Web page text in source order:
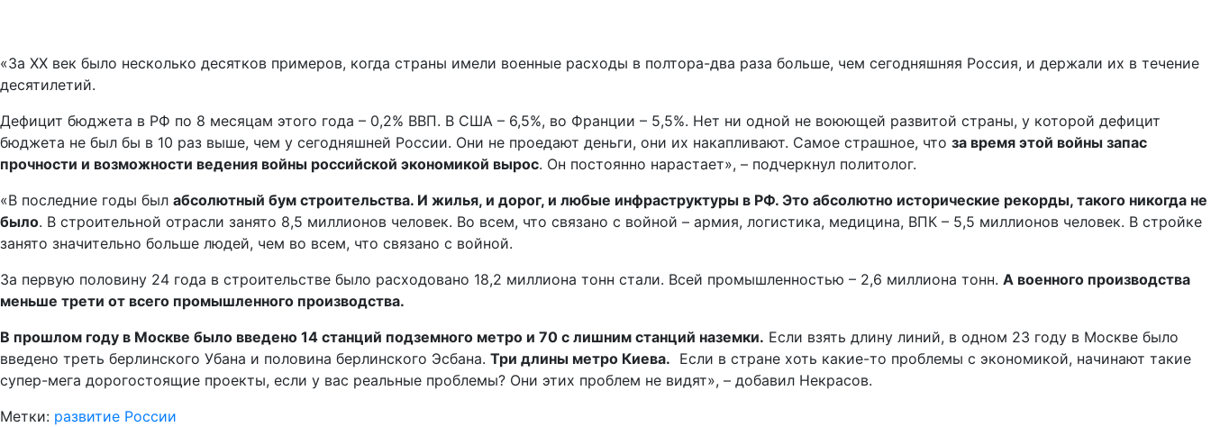
«За XX век было несколько десятков примеров, когда страны имели военные расходы в полтора-два раза больше, чем сегодняшняя Россия, и держали их в течение
десятилетий.
Дефицит бюджета в РФ по 8 месяцам этого года – 0,2% ВВП. В США – 6,5%, во Франции – 5,5%. Нет ни одной не воюющей развитой страны, у которой дефицит
бюджета не был бы в 10 раз выше, чем у сегодняшней России. Они не проедают деньги, они их накапливают. Самое страшное, что за время этой войны запас
прочности и возможности ведения войны российской экономикой вырос. Он постоянно нарастает», – подчеркнул политолог.
«В последние годы был абсолютный бум строительства. И жилья, и дорог, и любые инфраструктуры в РФ. Это абсолютно исторические рекорды, такого никогда не
было. В строительной отрасли занято 8,5 миллионов человек. Во всем, что связано с войной – армия, логистика, медицина, ВПК – 5,5 миллионов человек. В стройке
занято значительно больше людей, чем во всем, что связано с войной.
За первую половину 24 года в строительстве было расходовано 18,2 миллиона тонн стали. Всей промышленностью – 2,6 миллиона тонн. А военного производства
меньше трети от всего промышленного производства.
В прошлом году в Москве было введено 14 станций подземного метро и 70 с лишним станций наземки. Если взять длину линий, в одном 23 году в Москве было
введено треть берлинского Убана и половина берлинского Эсбана. Три длины метро Киева. Если в стране хоть какие-то проблемы с экономикой, начинают такие
супер-мега дорогостоящие проекты, если у вас реальные проблемы? Они этих проблем не видят», – добавил Некрасов.
Метки: развитие России